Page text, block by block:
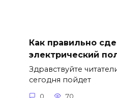
Как правильно
электрический
Здравствуйте
сегодня пойдет
0 70